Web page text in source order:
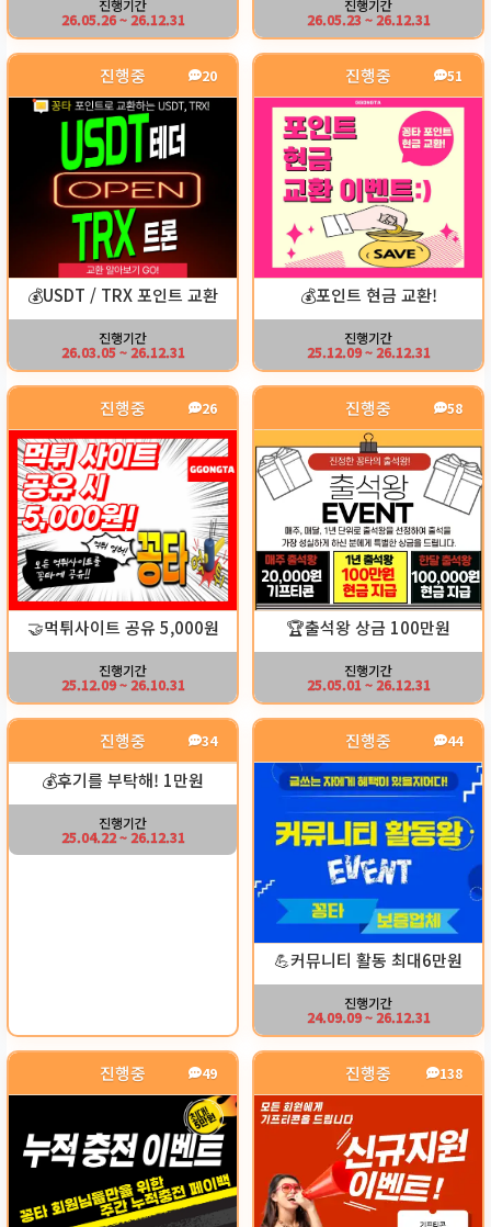
진행기간
26.05.26 ~ 26.12.31
진행기간
26.05.23 ~ 26.12.31
진행중 20
💰USDT / TRX 포인트 교환
진행기간
26.03.05 ~ 26.12.31
진행중 51
💰포인트 현금 교환!
진행기간
25.12.09 ~ 26.12.31
진행중 26
🤝먹튀사이트 공유 5,000원
진행기간
25.12.09 ~ 26.10.31
진행중 58
🏆출석왕 상금 100만원
진행기간
25.05.01 ~ 26.12.31
진행중 34
💰후기를 부탁해! 1만원
진행기간
25.04.22 ~ 26.12.31
진행중 44
💪커뮤니티 활동 최대6만원
진행기간
24.09.09 ~ 26.12.31
진행중 49 진행중 138